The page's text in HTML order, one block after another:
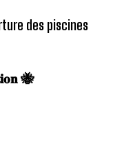
des piscines
🐝